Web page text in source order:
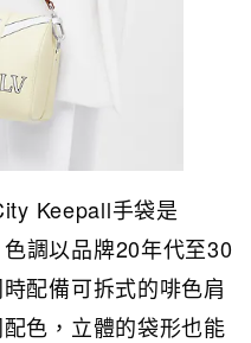
Keepall手袋是
調以品牌20年代至30
配備可拆式的啡色肩
色，立體的袋形也能